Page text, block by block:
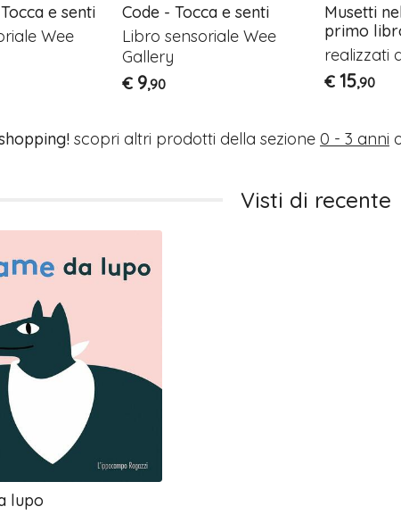
e senti
Wee
Code - Tocca e senti
Libro sensoriale Wee
Gallery
€ 9,90
Musetti
primo
realizzati
€ 15,90
scopri altri prodotti della sezione 0 - 3 anni
Visti di recente
lupo